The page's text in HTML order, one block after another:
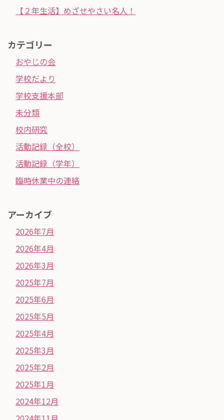
【２年生活】めざせやさい名人！
カテゴリー
おやじの会
学校だより
学校支援本部
未分類
校内研究
活動記録（全校）
活動記録（学年）
臨時休業中の連絡
アーカイブ
2026年7月
2026年4月
2026年3月
2025年7月
2025年6月
2025年5月
2025年4月
2025年3月
2025年2月
2025年1月
2024年12月